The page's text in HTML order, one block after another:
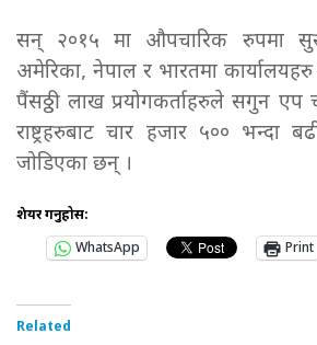
सन् २०१५ मा औपचारिक रुपमा
अमेरिका, नेपाल र भारतमा
पैंसठ्ठी लाख प्रयोगकर्ताहरुले सगुन
राष्ट्रहरुबाट चार हजार ५०० भन्दा
जोडिएका छन् ।
शेयर गर्नुहोस:
WhatsApp
Print
Related